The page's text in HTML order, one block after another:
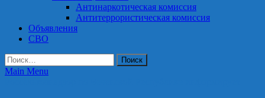
Антинаркотическая комиссия
Антитеррористическая комиссия
Объявления
СВО
Найти:
Main Menu